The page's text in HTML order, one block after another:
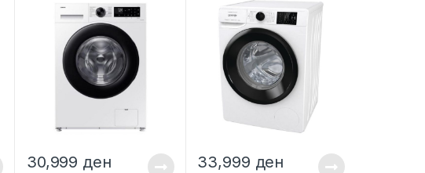
30,999 ден 33,999 ден